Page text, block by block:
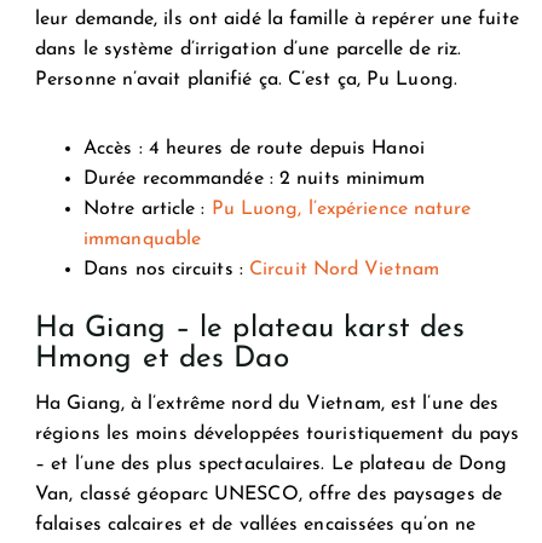
leur demande, ils ont aidé la famille à repérer une fuite
dans le système d’irrigation d’une parcelle de riz.
Personne n’avait planifié ça. C’est ça, Pu Luong.
Accès : 4 heures de route depuis Hanoi
Durée recommandée : 2 nuits minimum
Notre article : Pu Luong, l’expérience nature
immanquable
Dans nos circuits : Circuit Nord Vietnam
Ha Giang – le plateau karst des
Hmong et des Dao
Ha Giang, à l’extrême nord du Vietnam, est l’une des
régions les moins développées touristiquement du pays
– et l’une des plus spectaculaires. Le plateau de Dong
Van, classé géoparc UNESCO, offre des paysages de
falaises calcaires et de vallées encaissées qu’on ne